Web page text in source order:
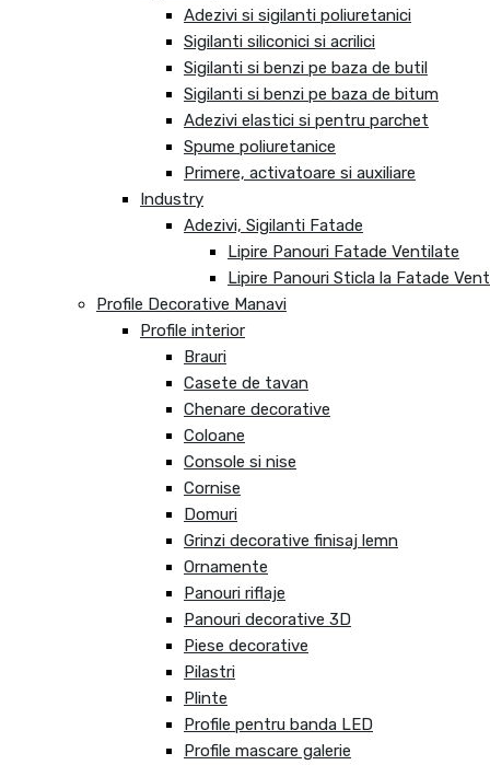
Adezivi si sigilanti poliuretanici
Sigilanti siliconici si acrilici
Sigilanti si benzi pe baza de butil
Sigilanti si benzi pe baza de bitum
Adezivi elastici si pentru parchet
Spume poliuretanice
Primere, activatoare si auxiliare
Industry
Adezivi, Sigilanti Fatade
Lipire Panouri Fatade Ventilate
Lipire Panouri Sticla la Fatade
Profile Decorative Manavi
Profile interior
Brauri
Casete de tavan
Chenare decorative
Coloane
Console si nise
Cornise
Domuri
Grinzi decorative finisaj lemn
Ornamente
Panouri riflaje
Panouri decorative 3D
Piese decorative
Pilastri
Plinte
Profile pentru banda LED
Profile mascare galerie